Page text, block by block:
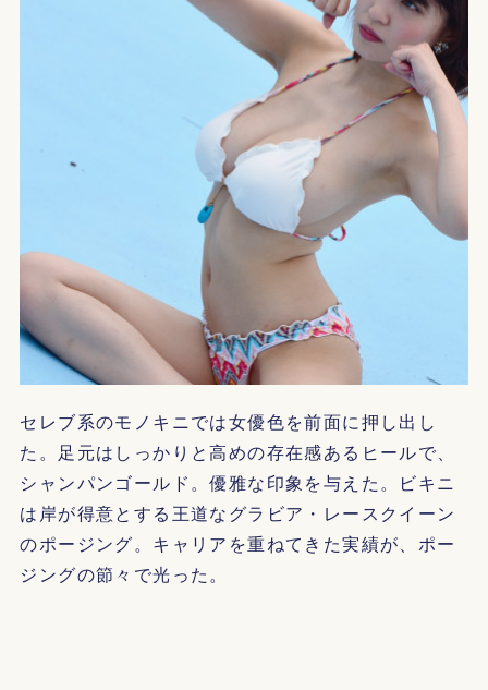
セレブ系のモノキニでは女優色を前面に押し出し
た。足元はしっかりと高めの存在感あるヒールで、
シャンパンゴールド。優雅な印象を与えた。ビキニ
は岸が得意とする王道なグラビア・レースクイーン
のポージング。キャリアを重ねてきた実績が、ポー
ジングの節々で光った。